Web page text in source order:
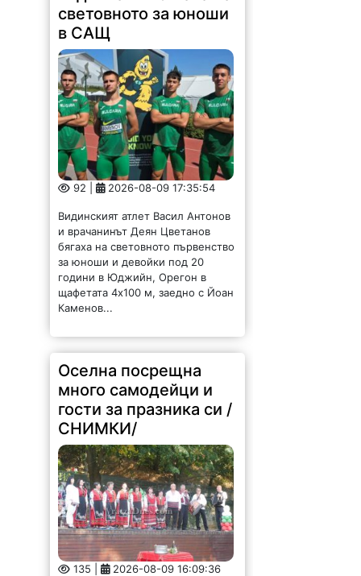
световното за юноши
в САЩ
92 | 2026-08-09 17:35:54
Видинският атлет Васил Антонов
и врачанинът Деян Цветанов
бягаха на световното първенство
за юноши и девойки под 20
години в Юджийн, Орегон в
щафетата 4х100 м, заедно с Йоан
Каменов...
Оселна посрещна
много самодейци и
гости за празника си /
СНИМКИ/
135 | 2026-08-09 16:09:36